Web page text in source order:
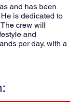
and has been
is dedicated to
crew will
and
per day, with a